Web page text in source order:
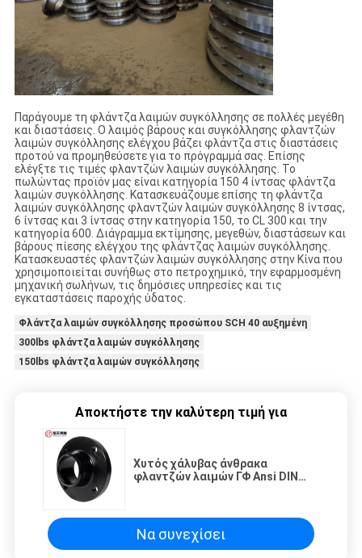
Παράγουμε τη φλάντζα λαιμών συγκόλλησης σε πολλές μεγέθη
και διαστάσεις. Ο λαιμός βάρους και συγκόλλησης φλαντζών
λαιμών συγκόλλησης ελέγχου βάζει φλάντζα στις διαστάσεις
προτού να προμηθεύσετε για το πρόγραμμά σας. Επίσης
ελέγξτε τις τιμές φλαντζών λαιμών συγκόλλησης. Το
πωλώντας προϊόν μας είναι κατηγορία 150 4 ίντσας φλάντζα
λαιμών συγκόλλησης. Κατασκευάζουμε επίσης τη φλάντζα
λαιμών συγκόλλησης φλαντζών λαιμών συγκόλλησης 8 ίντσας,
6 ίντσας και 3 ίντσας στην κατηγορία 150, το CL 300 και την
κατηγορία 600. Διάγραμμα εκτίμησης, μεγεθών, διαστάσεων και
βάρους πίεσης ελέγχου της φλάντζας λαιμών συγκόλλησης.
Κατασκευαστές φλαντζών λαιμών συγκόλλησης στην Κίνα που
χρησιμοποιείται συνήθως στο πετροχημικό, την εφαρμοσμένη
μηχανική σωλήνων, τις δημόσιες υπηρεσίες και τις
εγκαταστάσεις παροχής ύδατος.
Φλάντζα λαιμών συγκόλλησης προσώπου SCH 40 αυξημένη
300lbs φλάντζα λαιμών συγκόλλησης
150lbs φλάντζα λαιμών συγκόλλησης
Αποκτήστε την καλύτερη τιμή για
Χυτός χάλυβας άνθρακα
φλαντζών λαιμών ΓΦ Ansi DIN
Να συνεχίσει